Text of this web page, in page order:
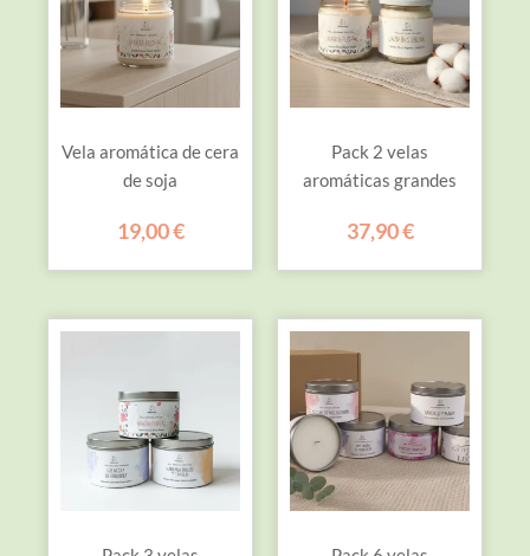
Vela aromática de cera
de soja
19,00€
Pack 2 velas
aromáticas grandes
37,90€